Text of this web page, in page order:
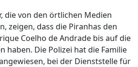
die von den örtlichen Medien
zeigen, dass die Piranhas den
Coelho de Andrade bis auf die
haben. Die Polizei hat die Familie
bei der Dienststelle für